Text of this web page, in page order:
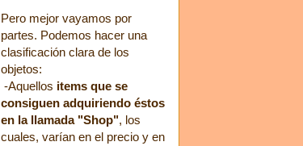
Pero mejor vayamos por
partes. Podemos hacer una
clasificación clara de los
objetos:
-Aquellos items que se
consiguen adquiriendo éstos
en la llamada "Shop", los
cuales, varían en el precio y en